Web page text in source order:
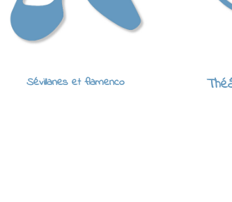
Sévillanes et flamenco